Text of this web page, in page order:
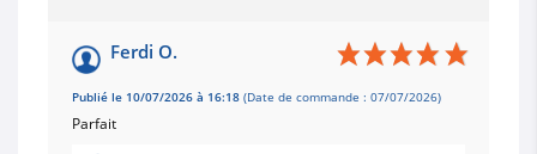
Ferdi O.
Publié le 10/07/2026 à 16:18 (Date de commande : 07/07/2026)
Parfait